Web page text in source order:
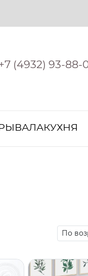
(4932) 93-88-
КУХНЯ